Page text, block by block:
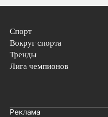
Спорт
Вокруг спорта
Тренды
Лига чемпионов
Реклама